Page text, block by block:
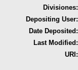
Divisiones:
Depositing User:
Date Deposited:
Last Modified:
URI: